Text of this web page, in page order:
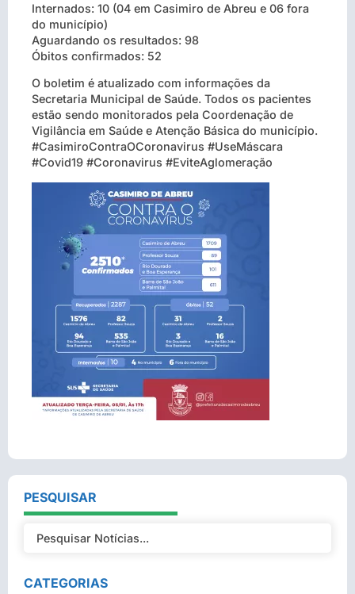
Internados: 10 (04 em Casimiro de Abreu e 06 fora
do município)
Aguardando os resultados: 98
Óbitos confirmados: 52
O boletim é atualizado com informações da
Secretaria Municipal de Saúde. Todos os pacientes
estão sendo monitorados pela Coordenação de
Vigilância em Saúde e Atenção Básica do município.
#CasimiroContraOCoronavirus #UseMáscara
#Covid19 #Coronavirus #EviteAglomeração
PESQUISAR
CATEGORIAS